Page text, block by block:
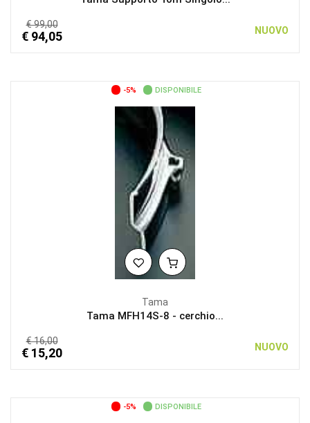
€ 99,00
€ 94,05 NUOVO
-5% DISPONIBILE
Tama
Tama MFH14S-8 - cerchio...
€ 16,00
€ 15,20 NUOVO
-5% DISPONIBILE